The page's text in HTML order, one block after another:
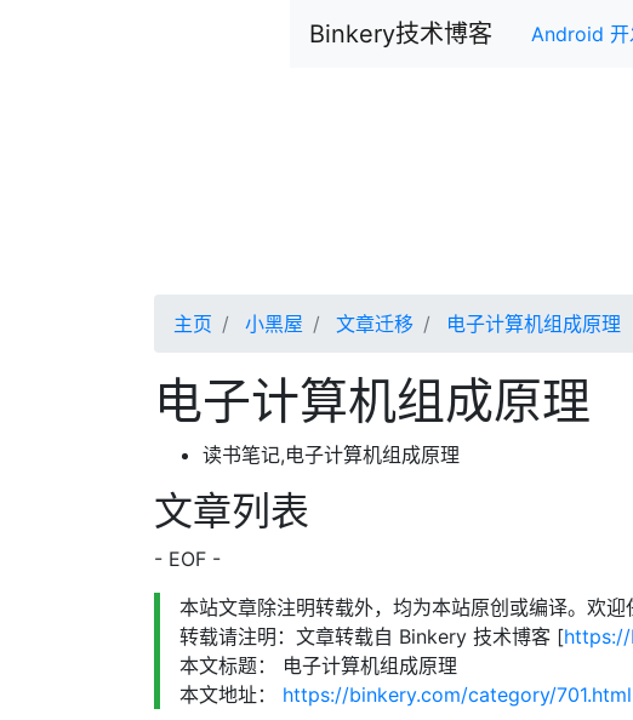
Binkery技术博客 Android 开
主页 小黑屋 文章迁移 电子计算机组成原理
电子计算机组成原理
读书笔记,电子计算机组成原理
文章列表
- EOF -
本站文章除注明转载外，均为本站原创或编译。欢
转载请注明：文章转载自 Binkery 技术博客 [
本文标题： 电子计算机组成原理
本文地址：
https://binkery.com/category/701.html